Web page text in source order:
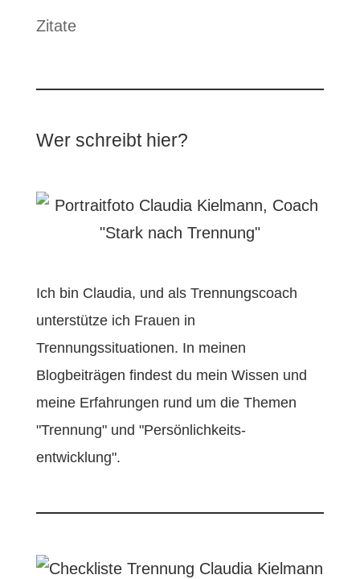
Zitate
Wer schreibt hier?
Ich bin Claudia, und als Trennungscoach
unterstütze ich Frauen in
Trennungssituationen. In meinen
Blogbeiträgen findest du mein Wissen und
meine Erfahrungen rund um die Themen
"Trennung" und "Persönlichkeits-
entwicklung".